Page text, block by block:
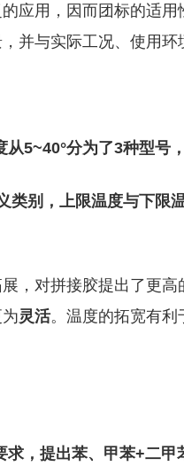
应用，因而团标的适
并与实际工况、使用环
从5~40°分为了3种型
类别，上限温度与下限
，对拼接胶提出了更高
灵活。温度的拓宽有利
求，提出苯、甲苯+二